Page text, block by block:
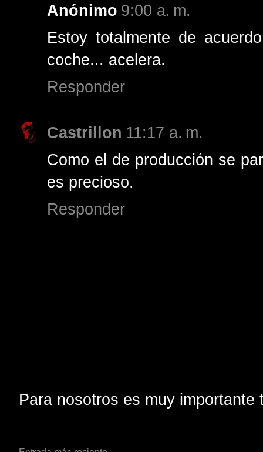
Anónimo 9:00 a. m.
Estoy totalmente de
coche... acelera.
Responder
Castrillon 11:17 a. m.
Como el de producción se
es precioso.
Responder
Para nosotros es muy